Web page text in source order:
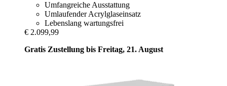
Umfangreiche Ausstattung
Umlaufender Acrylglaseinsatz
Lebenslang wartungsfrei
€ 2.099,99
Gratis Zustellung bis Freitag, 21. August